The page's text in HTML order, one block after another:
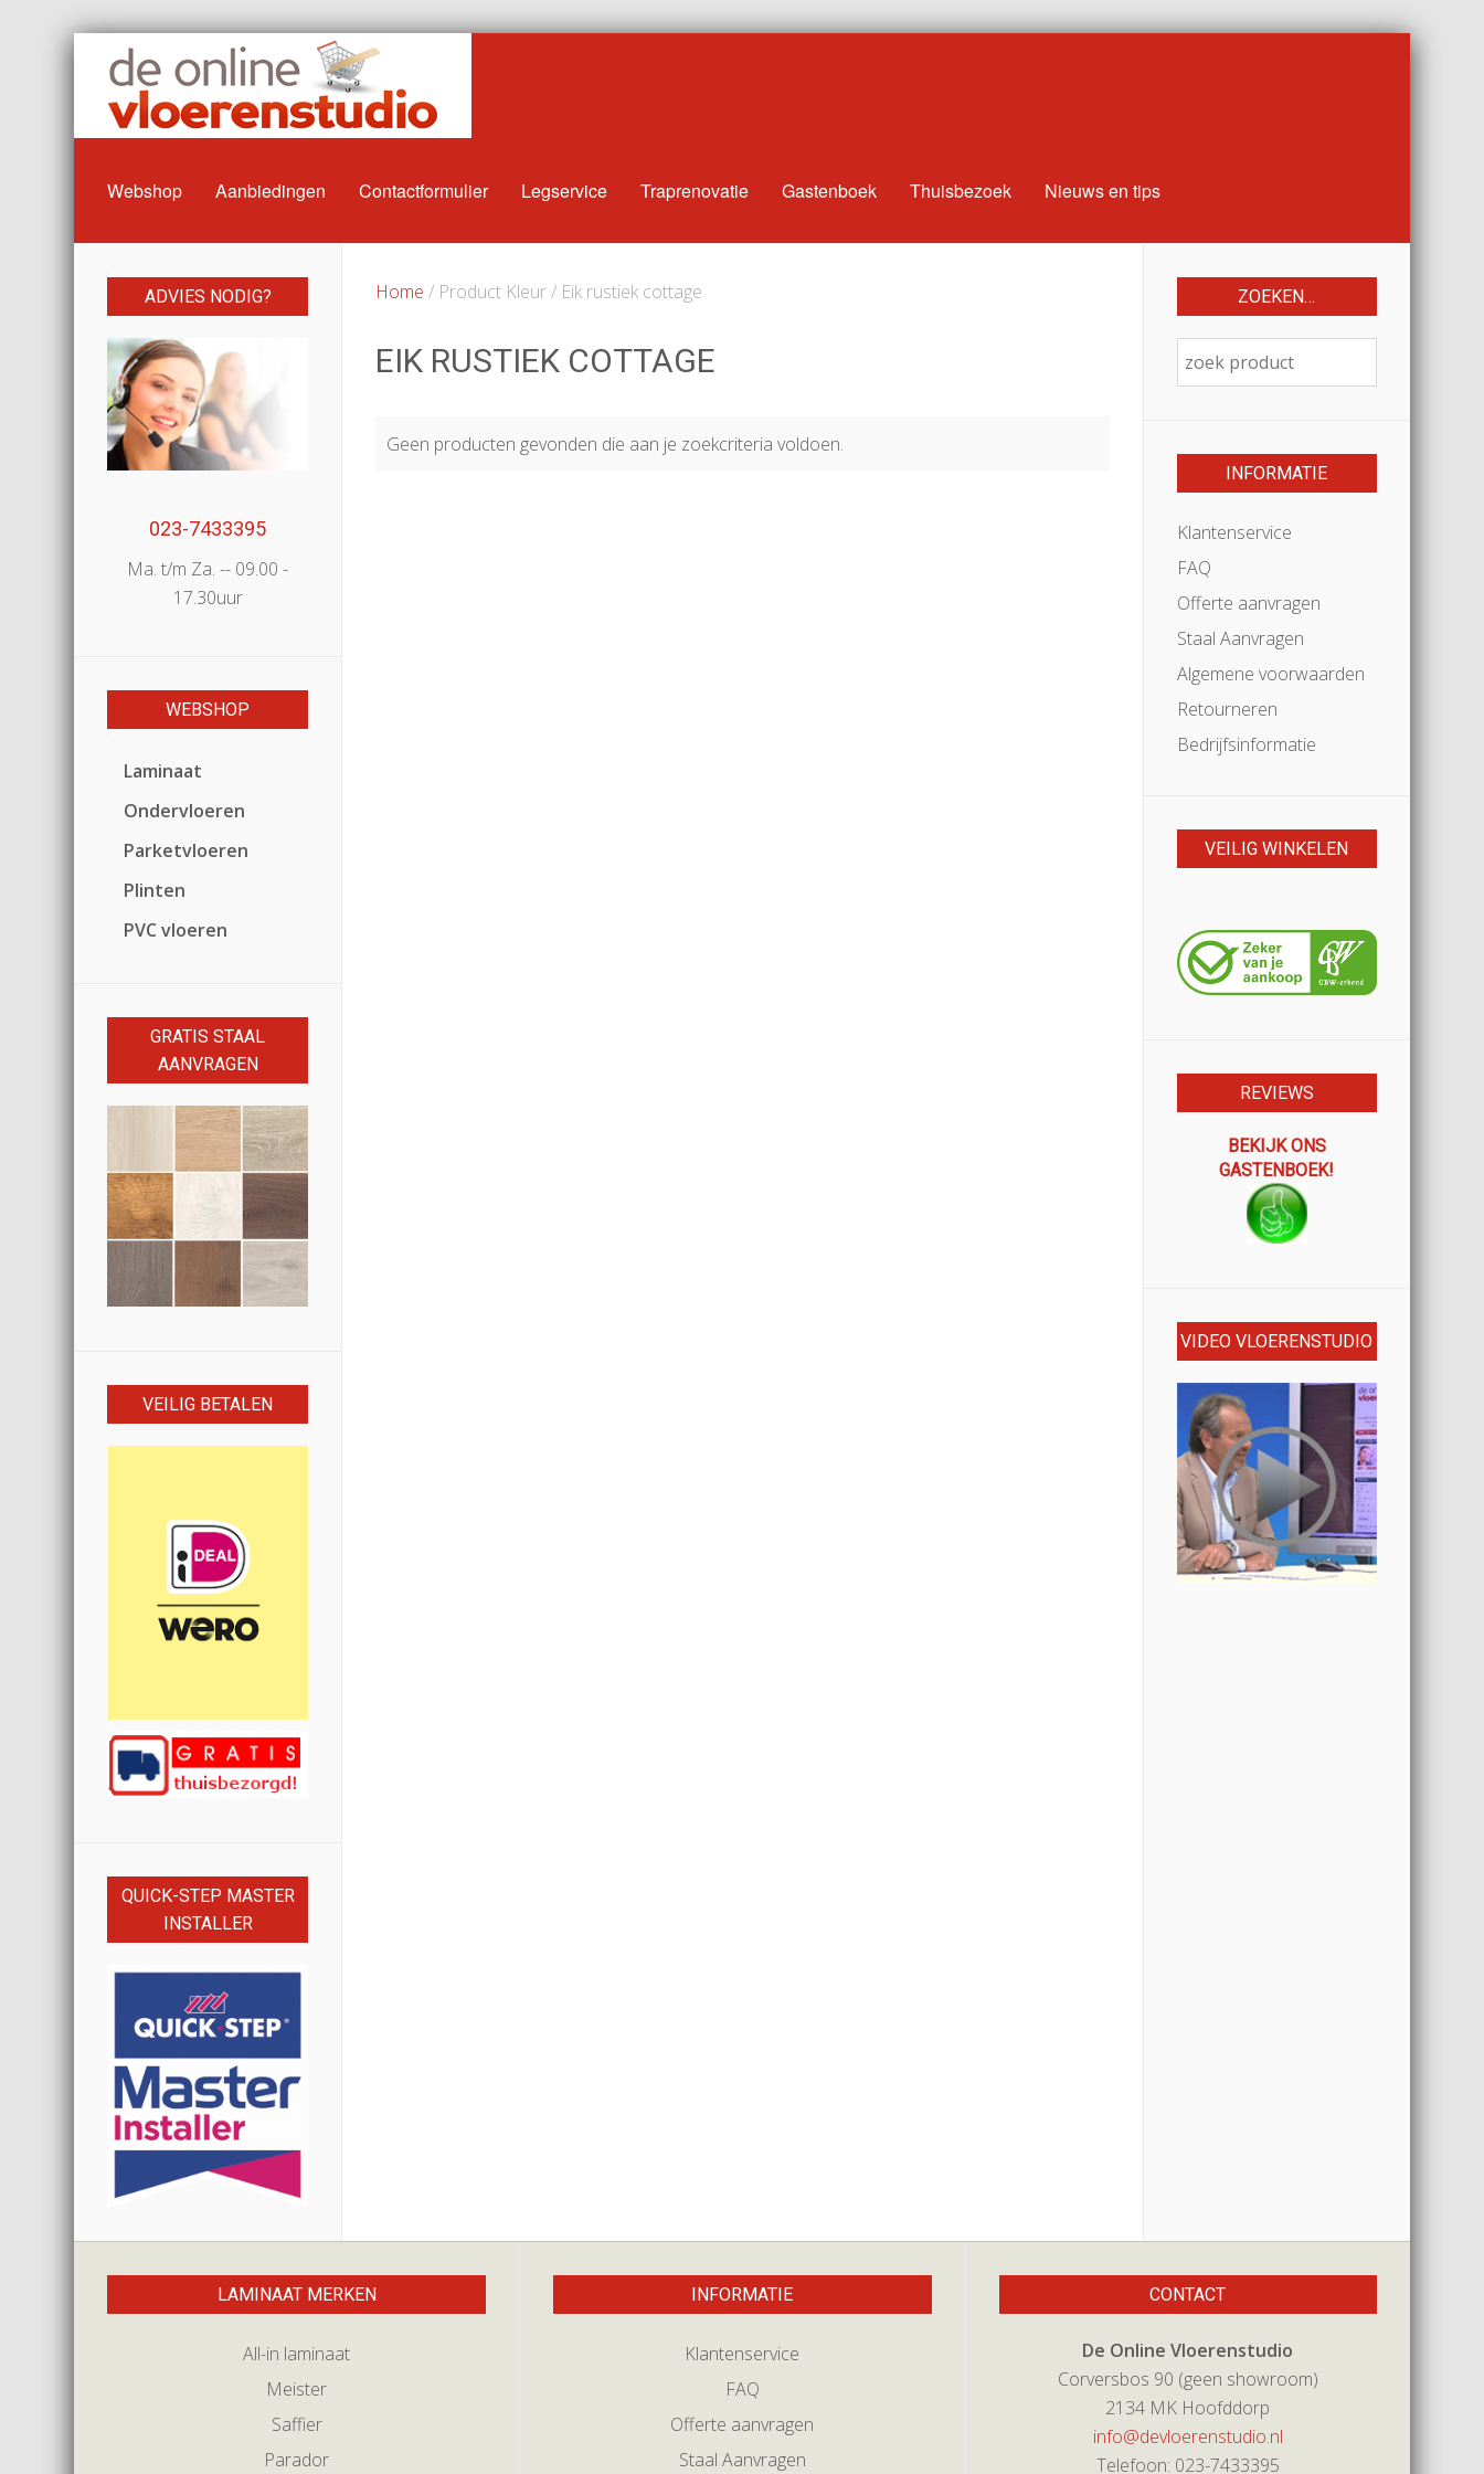
Webshop Aanbiedingen Contactformulier Legservice Traprenovatie Gastenboek Thuisbezoek Nieuws en tips
Home / Product Kleur / Eik rustiek cottage
EIK RUSTIEK COTTAGE
Geen producten gevonden die aan je zoekcriteria voldoen.
ADVIES NODIG?
023-7433395
Ma. t/m Za. -- 09.00 -
17.30uur
WEBSHOP
Laminaat
Ondervloeren
Parketvloeren
Plinten
PVC vloeren
GRATIS STAAL
AANVRAGEN
VEILIG BETALEN
QUICK-STEP MASTER
INSTALLER
ZOEKEN…
INFORMATIE
Klantenservice
FAQ
Offerte aanvragen
Staal Aanvragen
Algemene voorwaarden
Retourneren
Bedrijfsinformatie
VEILIG WINKELEN
REVIEWS
BEKIJK ONS
GASTENBOEK!
VIDEO VLOERENSTUDIO
LAMINAAT MERKEN
All-in laminaat
Meister
Saffier
Parador
INFORMATIE
Klantenservice
FAQ
Offerte aanvragen
Staal Aanvragen
CONTACT
De Online Vloerenstudio
Corversbos 90 (geen showroom)
2134 MK Hoofddorp
info@devloerenstudio.nl
Telefoon: 023-7433395